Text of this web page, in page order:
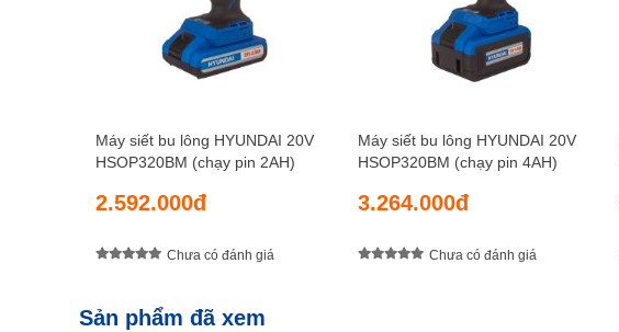
Máy siết bu lông HYUNDAI 20V
HSOP320BM (chạy pin 2AH)
2.592.000đ
Chưa có đánh giá
Máy siết bu lông HYUNDAI 20V
HSOP320BM (chạy pin 4AH)
3.264.000đ
Chưa có đánh giá
Sản phẩm đã xem